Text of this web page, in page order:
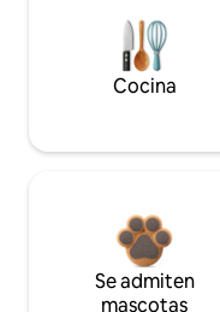
Cocina
Se admiten
mascotas